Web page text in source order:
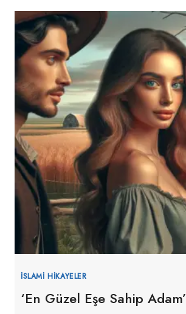
İSLAMI HIKAYELER
‘En Güzel Eşe Sahip Adam’